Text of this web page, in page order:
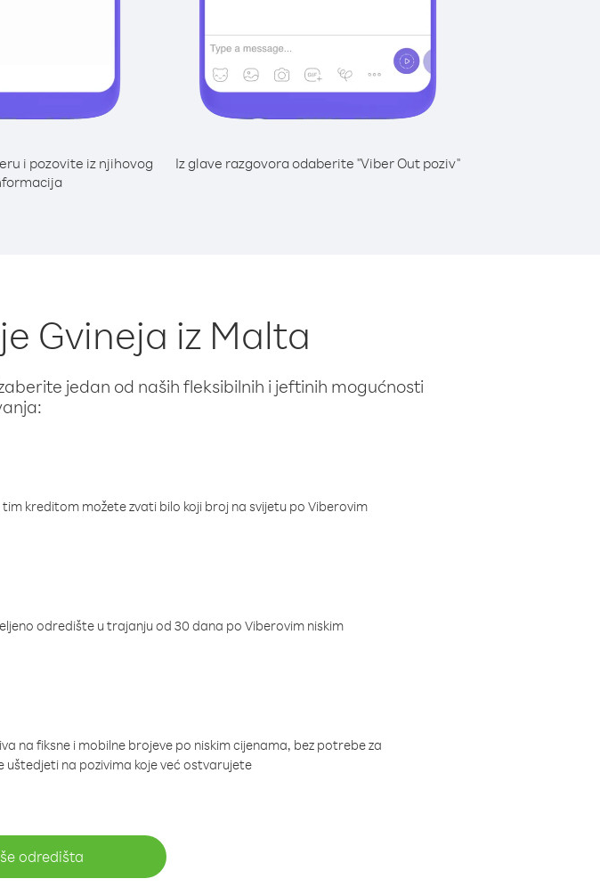
i pozovite iz njihovog
Iz glave razgovora odaberite "Viber Out poziv"
Gvineja iz Malta
jedan od naših fleksibilnih i jeftinih mogućnosti
kreditom možete zvati bilo koji broj na svijetu po Viberovim
odredište u trajanju od 30 dana po Viberovim niskim
na fiksne i mobilne brojeve po niskim cijenama, bez potrebe za
na pozivima koje već ostvarujete
odredišta